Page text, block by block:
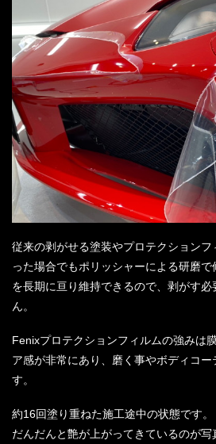
従来の剥がせる塗装やプロテクションフ
った場合でもポリッシャーによる研磨
を長期に亘り維持できるので、剥がす
ん。
Fenixプロテクションフィルムの強みは
ア感が非常にあり、磨く事やボディコ
す。
約16回塗り重ねた施工途中の状態です。
だんだんと艶が上がってきているのが写